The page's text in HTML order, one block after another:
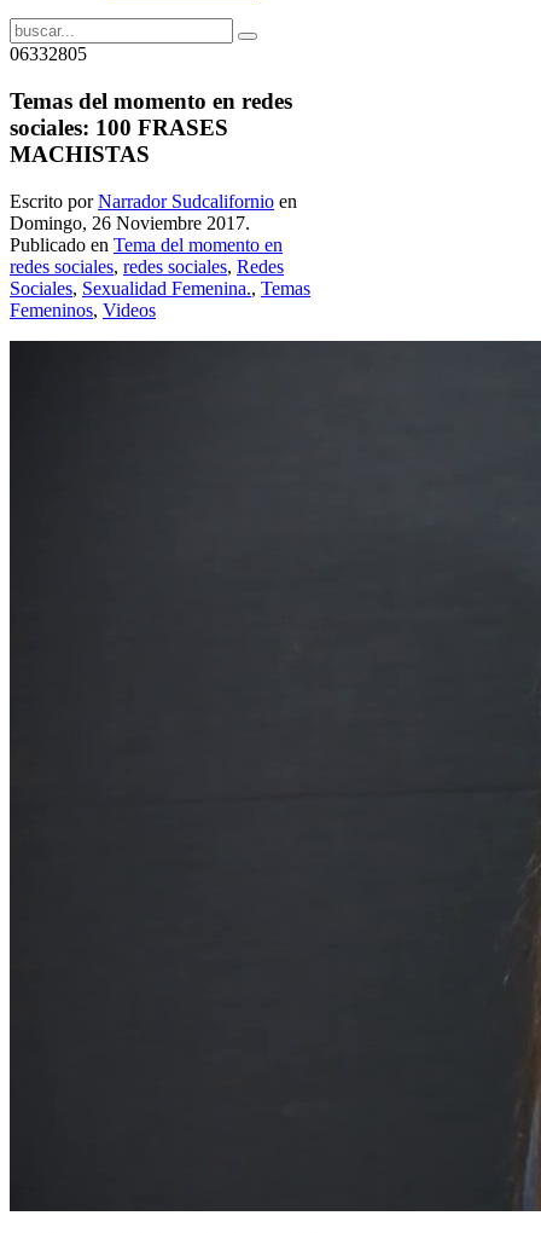
06332805
Temas del momento en redes
sociales: 100 FRASES
MACHISTAS
Escrito porNarrador Sudcalifornio en
Domingo, 26 Noviembre 2017.
Publicado en Tema del momento en
redes sociales, redes sociales, Redes
Sociales, Sexualidad Femenina., Temas
Femeninos, Videos